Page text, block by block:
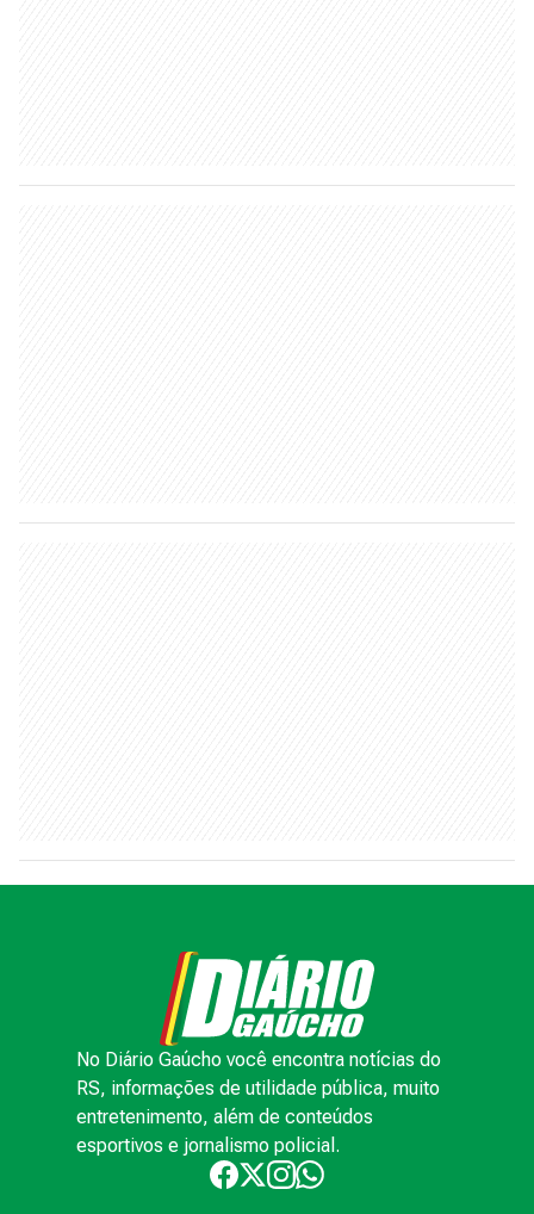
No Diário Gaúcho você encontra notícias do
RS, informações de utilidade pública, muito
entretenimento, além de conteúdos
esportivos e jornalismo policial.